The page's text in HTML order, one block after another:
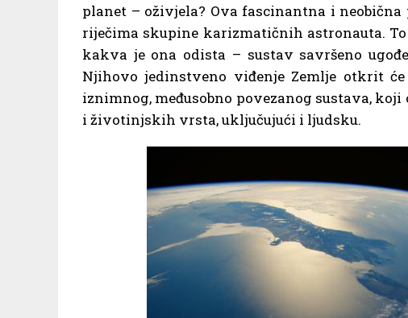
planet – oživjela? Ova fascinantna i
riječima skupine karizmatičnih astronauta.
kakva je ona odista – sustav savršeno
Njihovo jedinstveno viđenje Zemlje otkrit
iznimnog, međusobno povezanog sustava,
i životinjskih vrsta, uključujući i ljudsku.